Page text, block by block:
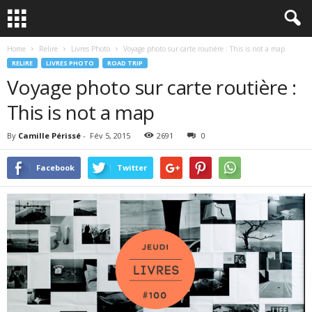
Home Relire Livres Photo Voyage photo sur carte routière : This is not a map
RELIRE LIVRES PHOTO ROAD TRIP
Voyage photo sur carte routière :
This is not a map
By Camille Périssé - Fév 5, 2015 2691 0
Facebook Twitter